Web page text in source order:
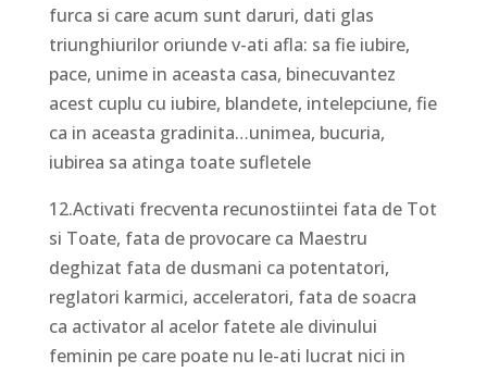
furca si care acum sunt daruri, dati glas
triunghiurilor oriunde v-ati afla: sa fie iubire,
pace, unime in aceasta casa, binecuvantez
acest cuplu cu iubire, blandete, intelepciune, fie
ca in aceasta gradinita…unimea, bucuria,
iubirea sa atinga toate sufletele
12.Activati frecventa recunostiintei fata de Tot
si Toate, fata de provocare ca Maestru
deghizat fata de dusmani ca potentatori,
reglatori karmici, acceleratori, fata de soacra
ca activator al acelor fatete ale divinului
feminin pe care poate nu le-ati lucrat nici in